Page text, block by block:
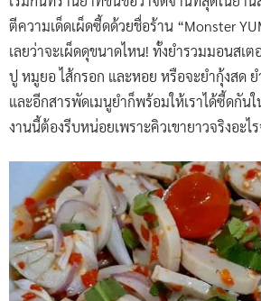
ตีความเด็ดเผ็ดซี้ดด้วยชื่อร้าน “Monster
เลยว่าจะเผ็ดดุขนาดไหน! ทั้งยำรวมมอนสเ
ปู หมูยอ ไส้กรอก และหอย หรือจะยำกุ้งสด
และอีกสารพัดเมนูยำก็พร้อมให้เราได้ซี้ดกัน
งานนี้ต้องรีบหน่อยเพราะคิวเขายาวจริงอะไ